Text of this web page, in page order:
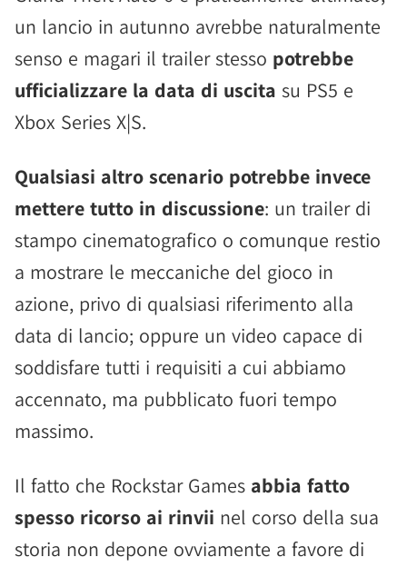
un lancio in autunno avrebbe naturalmente
senso e magari il trailer stesso potrebbe
ufficializzare la data di uscita su PS5 e
Xbox Series X|S.
Qualsiasi altro scenario potrebbe invece
mettere tutto in discussione: un trailer di
stampo cinematografico o comunque restio
a mostrare le meccaniche del gioco in
azione, privo di qualsiasi riferimento alla
data di lancio; oppure un video capace di
soddisfare tutti i requisiti a cui abbiamo
accennato, ma pubblicato fuori tempo
massimo.
Il fatto che Rockstar Games abbia fatto
spesso ricorso ai rinvii nel corso della sua
storia non depone ovviamente a favore di